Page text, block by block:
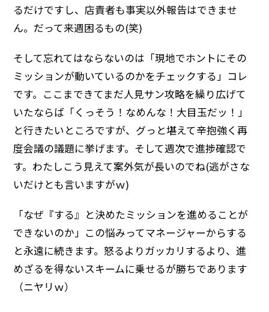
るだけですし、店責者も事実以外報告はできませ
ん。だって来週困るもの(笑)
そして忘れてはならないのは「現地でホントにその
ミッションが動いているのかをチェックする」コレ
です。ここまできてまだ人見サン攻略を繰り広げて
いたならば「くっそう！なめんな！大目玉だッ！」
と行きたいところですが、グっと堪えて辛抱強く再
度会議の議題に挙げます。そして週次で進捗確認で
す。わたしこう見えて案外気が長いのでね(逃がさな
いだけとも言いますがｗ)
「なぜ『する』と決めたミッションを進めることが
できないのか」この悩みってマネージャーからする
と永遠に続きます。怒るよりガッカリするより、進
めざるを得ないスキームに乗せるが勝ちであります
（ニヤリｗ）